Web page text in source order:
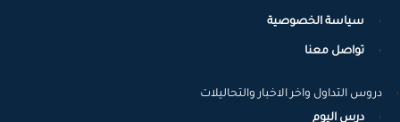
سياسة الخصوصية
تواصل معنا
دروس التداول واخر الاخبار والتحاليلات
درس اليوم